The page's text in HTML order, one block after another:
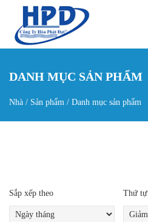
Nhảy đến nội dung
DANH MỤC SẢN PHẨM
Nhà / Sản phẩm / Danh mục sản phẩm
Sắp xếp theo
Thứ tự